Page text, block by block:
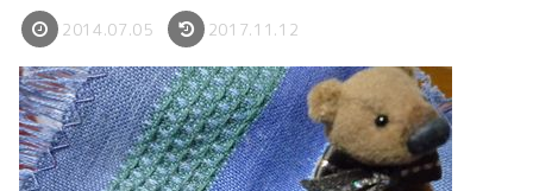
2014.07.05 2017.11.12